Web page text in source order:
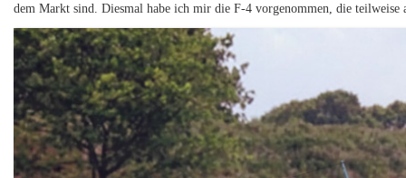
dem Markt sind. Diesmal habe ich mir die F-4 vorgenommen, die teilweise